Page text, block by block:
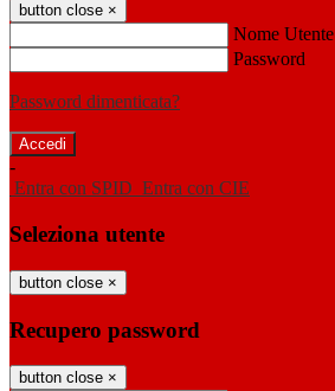
button close ×
Nome Utente
Password
Password dimenticata?
-
Entra con SPID Entra con CIE
Seleziona utente
button close ×
Recupero password
button close ×